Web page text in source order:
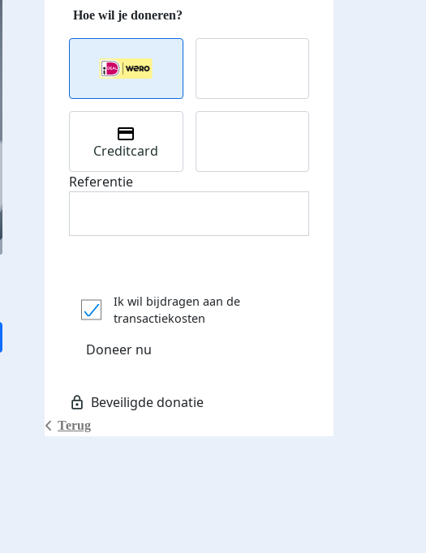
Terug
Creditcard
Referentie
Ik wil bijdragen aan de
transactiekosten
Doneer nu